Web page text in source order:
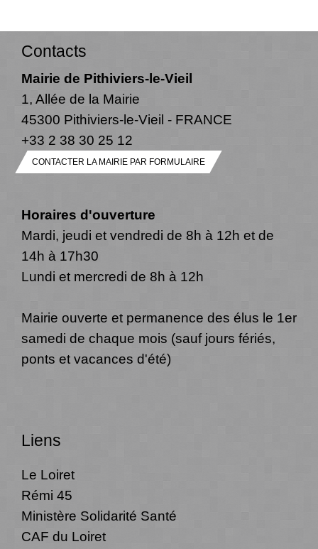
Contacts
Mairie de Pithiviers-le-Vieil
1, Allée de la Mairie
45300 Pithiviers-le-Vieil - FRANCE
+33 2 38 30 25 12
CONTACTER LA MAIRIE PAR FORMULAIRE
Horaires d'ouverture
Mardi, jeudi et vendredi de 8h à 12h et de
14h à 17h30
Lundi et mercredi de 8h à 12h
Mairie ouverte et permanence des élus le 1er
samedi de chaque mois (sauf jours fériés,
ponts et vacances d'été)
Liens
Le Loiret
Rémi 45
Ministère Solidarité Santé
CAF du Loiret